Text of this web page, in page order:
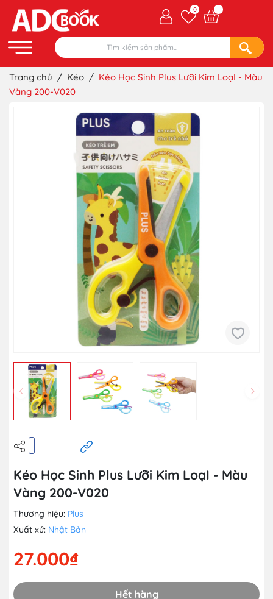
0
Trang chủ / Kéo / Kéo Học Sinh Plus Lưỡi Kim LoạI - Màu
Vàng 200-V020
Kéo Học Sinh Plus Lưỡi Kim LoạI - Màu
Vàng 200-V020
Thương hiệu: Plus
Xuất xứ: Nhật Bản
27.000₫
Hết hàng